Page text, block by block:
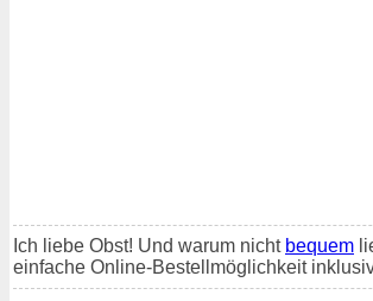
Ich liebe Obst! Und warum nicht bequem
einfache Online-Bestellmöglichkeit